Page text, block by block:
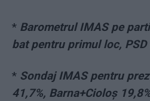
* Barometrul IMAS pe
bat pentru primul loc,
* Sondaj IMAS pentru
41,7%, Barna+Cioloș